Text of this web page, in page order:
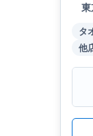
東
タ
他